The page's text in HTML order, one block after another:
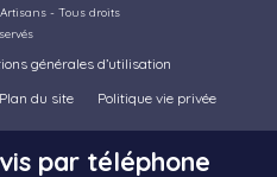
- Tous droits
générales d’utilisation
Plan du site Politique vie privée
par téléphone